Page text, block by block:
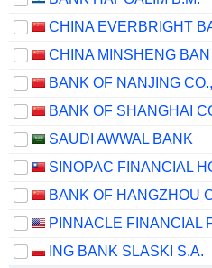
SAUDI AWWAL BANK
ING BANK SLASKI S.A.